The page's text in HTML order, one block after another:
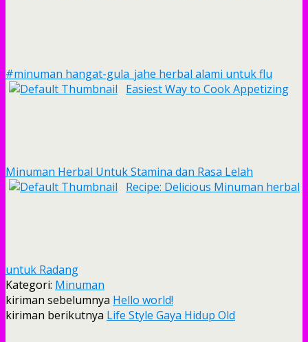
#minuman hangat-gula_jahe herbal alami untuk flu
Easiest Way to Cook Appetizing
Minuman Herbal Untuk Stamina dan Rasa Lelah
Recipe: Delicious Minuman herbal
untuk Radang
Kategori: Minuman
kiriman sebelumnya Hello world!
kiriman berikutnya Life Style Gaya Hidup Old